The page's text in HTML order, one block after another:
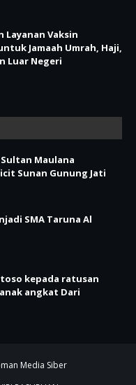
Layanan Vaksin
Jamaah Umrah, Haji,
Luar Negeri
Maulana
Sunan Gunung Jati
SMA Taruna Al
kepada ratusan
angkat Dari
Media Siber